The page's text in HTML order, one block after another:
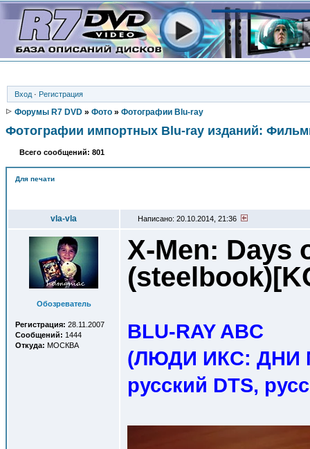
Вход · Регистрация
Форумы R7 DVD » Фото » Фотографии Blu-ray
Фотографии импортных Blu-ray изданий:
Всего сообщений: 801
Для печати
vla-vla Написано: 20.10.2014, 21:36
Обозреватель
Регистрация: 28.11.2007
Сообщений: 1444
Откуда: МОСКВА
X-Men: Days
BLU-RAY ABC
(ЛЮДИ ИКС: ДНИ
русский DTS,